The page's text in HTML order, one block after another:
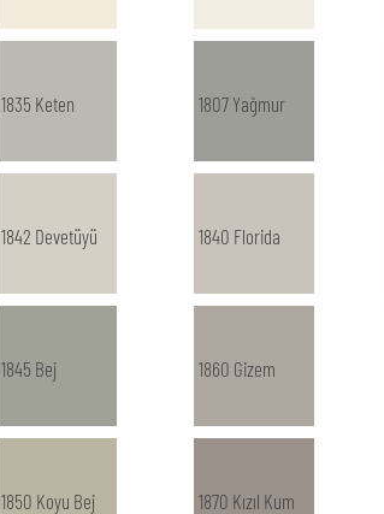
1835 Keten 1807 Yağmur
1842 Devetüyü 1840 Florida
1845 Bej 1860 Gizem
1850 Koyu Bej 1870 Kızıl Kum